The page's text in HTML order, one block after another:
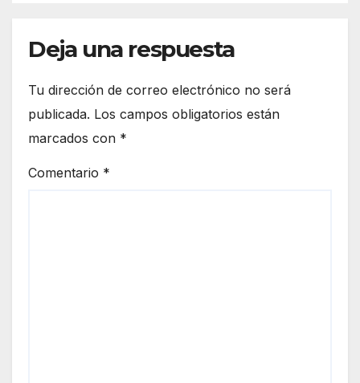
Deja una respuesta
Tu dirección de correo electrónico no será
publicada. Los campos obligatorios están
marcados con *
Comentario *